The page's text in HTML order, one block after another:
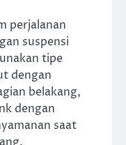
perjalanan
suspensi
tipe
dengan
belakang,
dengan
saat